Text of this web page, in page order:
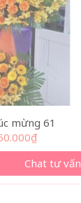
mừng 61
₫
Chat tư vấn